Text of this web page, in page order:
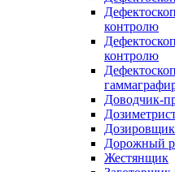
контролю
контролю
Доводчик-
Дорожный
Жестянщик